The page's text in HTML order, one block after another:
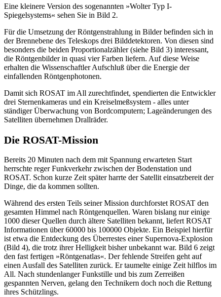
Eine kleinere Version des sogenannten »Wolter Typ I-
Spiegelsystems« sehen Sie in Bild 2.
Für die Umsetzung der Röntgenstrahlung in Bilder befinden sich in
der Brennebene des Teleskops drei Bilddetektoren. Von diesen sind
besonders die beiden Proportionalzähler (siehe Bild 3) interessant,
die Röntgenbilder in quasi vier Farben liefern. Auf diese Weise
erhalten die Wissenschaftler Aufschluß über die Energie der
einfallenden Röntgenphotonen.
Damit sich ROSAT im All zurechtfindet, spendierten die Entwickler
drei Sternenkameras und ein Kreiselmeßsystem - alles unter
ständiger Überwachung von Bordcomputern; Lageänderungen des
Satelliten übernehmen Drallräder.
Die ROSAT-Mission
Bereits 20 Minuten nach dem mit Spannung erwarteten Start
herrschte reger Funkverkehr zwischen der Bodenstation und
ROSAT. Schon kurze Zeit später harrte der Satellit einsatzbereit der
Dinge, die da kommen sollten.
Während des ersten Teils seiner Mission durchforstet ROSAT den
gesamten Himmel nach Röntgenquellen. Waren bislang nur einige
1000 dieser Quellen durch ältere Satelliten bekannt, liefert ROSAT
Informationen über 60000 bis 100000 Objekte. Ein Beispiel hierfür
ist etwa die Entdeckung des Überrestes einer Supernova-Explosion
(Bild 4), die trotz ihrer Helligkeit bisher unbekannt war. Bild 6 zeigt
den fast fertigen »Röntgenatlas«. Der fehlende Streifen geht auf
einen Ausfall des Satelliten zurück. Er taumelte einige Zeit hilflos im
All. Nach stundenlanger Funkstille und bis zum Zerreißen
gespannten Nerven, gelang den Technikern doch noch die Rettung
ihres Schützlings.